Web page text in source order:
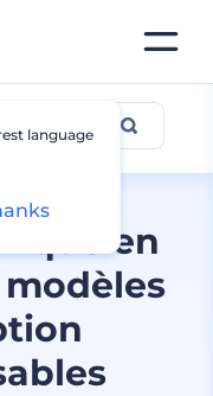
en
language